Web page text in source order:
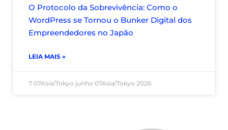
O Protocolo da Sobrevivência: Como o
WordPress se Tornou o Bunker Digital dos
Empreendedores no Japão
LEIA MAIS »
7 07Asia/Tokyo junho 07Asia/Tokyo 2026